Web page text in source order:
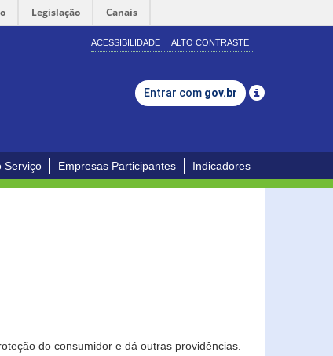
Legislação Canais
ACESSIBILIDADE ALTO CONTRASTE
Entrar com gov.br
Serviço Empresas Participantes Indicadores
do consumidor e dá outras providências.